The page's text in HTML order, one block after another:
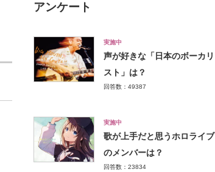
アンケート
実施中
声が好きな「日本のボーカリ
スト」は？
回答数：49387
実施中
歌が上手だと思うホロライブ
のメンバーは？
回答数：23834